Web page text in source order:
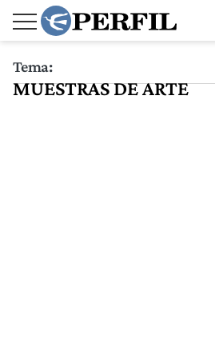
Tema:
MUESTRAS DE ARTE